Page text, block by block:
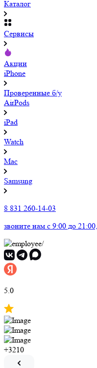
Каталог
Сервисы
Акции
iPhone
Проверенные б/у
AirPods
iPad
Watch
Mac
Samsung
8 831 260-14-03
звоните нам c 9:00 до
5.0
+3210